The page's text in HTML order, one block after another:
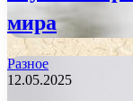
мира
Разное
12.05.2025